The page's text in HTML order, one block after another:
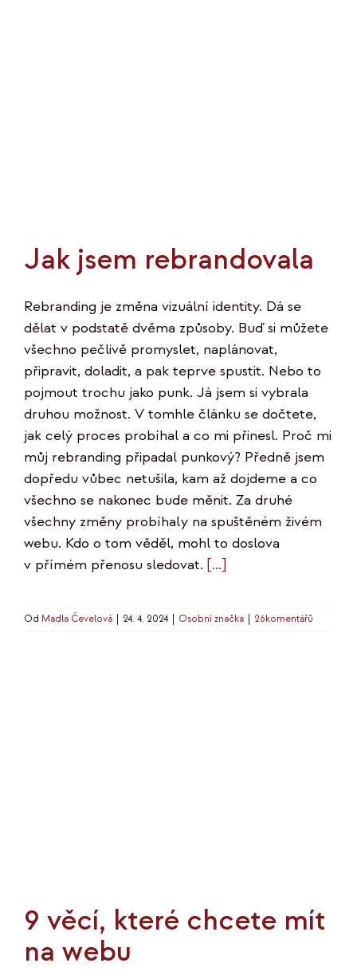
Jak jsem rebrandovala
Rebranding je změna vizuální identity. Dá se
dělat v podstatě dvěma způsoby. Buď si můžete
všechno pečlivě promyslet, naplánovat,
připravit, doladit, a pak teprve spustit. Nebo to
pojmout trochu jako punk. Já jsem si vybrala
druhou možnost. V tomhle článku se dočtete,
jak celý proces probíhal a co mi přinesl. Proč mi
můj rebranding připadal punkový? Předně jsem
dopředu vůbec netušila, kam až dojdeme a co
všechno se nakonec bude měnit. Za druhé
všechny změny probíhaly na spuštěném živém
webu. Kdo o tom věděl, mohl to doslova
v přímém přenosu sledovat. […]
Od Madla Čevelová 24. 4. 2024 Osobní značka 26komentářů
9 věcí, které chcete mít
na webu